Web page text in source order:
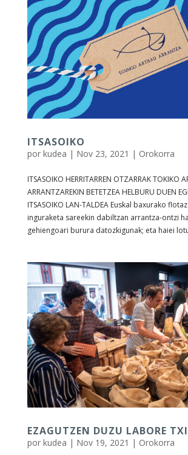
ITSASOIKO
por kudea | Nov 23, 2021 | Orokorra
ITSASOIKO HERRITARREN OTZARRAK TOKIKO
ARRANTZAREKIN BETETZEA HELBURU DUEN
ITSASOIKO LAN-TALDEA Euskal baxurako
inguraketa sareekin dabiltzan arrantza-ontzi
gehiengoari burura datozkigunak; eta haiei
EZAGUTZEN DUZU LABORE
por kudea | Nov 19, 2021 | Orokorra